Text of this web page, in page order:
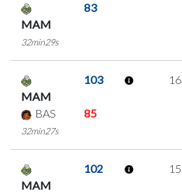
MAM
83
32min29s
MAM
103
BAS 85
32min27s
16
MAM
102 15